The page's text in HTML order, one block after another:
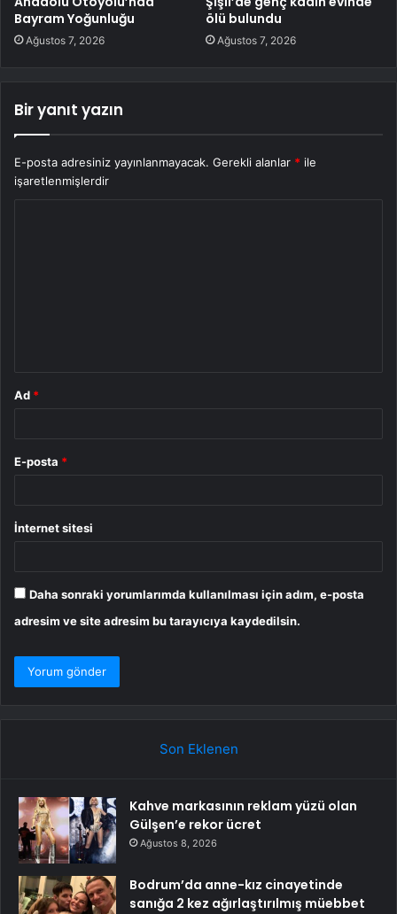
Bayram Yoğunluğu
Ağustos 7, 2026
ölü bulundu
Ağustos 7, 2026
Bir yanıt yazın
E-posta adresiniz yayınlanmayacak. Gerekli alanlar * ile
işaretlenmişlerdir
Ad *
E-posta *
İnternet sitesi
Daha sonraki yorumlarımda kullanılması için adım, e-posta
adresim ve site adresim bu tarayıcıya kaydedilsin.
Son Eklenen
Kahve markasının reklam yüzü olan
Gülşen’e rekor ücret
Ağustos 8, 2026
Bodrum’da anne-kız cinayetinde
sanığa 2 kez ağırlaştırılmış müebbet